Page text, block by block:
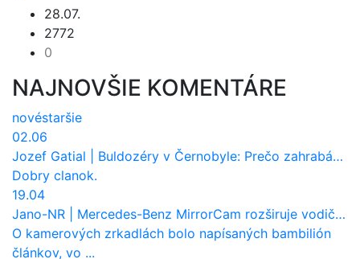
28.07.
2772
0
NAJNOVŠIE KOMENTÁRE
novéstaršie
02.06
Jozef Gatial
Buldozéry v Černobyle: Prečo zahrabávali Červený les pod zem?
Dobry clanok.
19.04
Jano-NR
Mercedes-Benz MirrorCam rozširuje vodičovi výhľad a uberá autobusom odpor vzduchu
O kamerových zrkadlách bolo napísaných bambilión
článkov, vo ...